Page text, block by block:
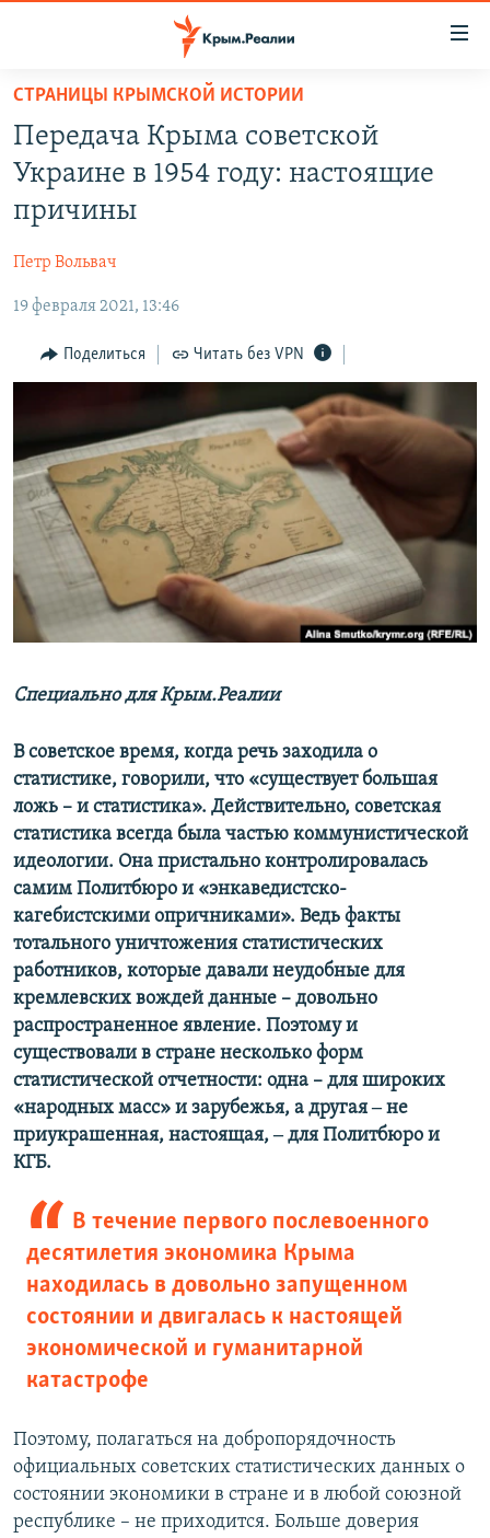
Вернуться
основному
содержанию
Вернутся
главной
навигации
Вернутся
поиску
СПЕЦПРОЕКТЫ
11 ЛЕТ ОККУПАЦИИ КРЫМА. 11 ИСТОРИЙ СОПРОТИВЛЕНИЯ
ВОДА
ЕЩЕ
ИНТЕРАКТИВ
ИНФОГРАФИКА
СОВЕТЫ ПРАВОЗАЩИТНИКОВ
ПРОПАВШИЕ БЕЗ ВЕСТИ
ПОБЕДИТЕЛЕЙ НЕ СУДЯТ?
КРЫМ.НЕПОКОРЕННЫЙ
ELIFBE
УКРАИНСКАЯ ПРОБЛЕМА КРЫМА
РАДІО СВОБОДА
КАК ОБОЙТИ БЛОКИРОВКУ
Qırımtatar
ПРИСОЕДИНЯЙТЕСЬ!
СТРАНИЦЫ КРЫМСКОЙ ИСТОРИИ
Передача Крыма советской
Украине в 1954 году: настоящие
причины
Петр Вольвач
19 февраля 2021, 13:46
Поделиться Читать без VPN
Специально для Крым.Реалии
В советское время, когда речь заходила о
статистике, говорили, что «существует большая
ложь – и статистика». Действительно, советская
статистика всегда была частью коммунистической
идеологии. Она пристально контролировалась
самим Политбюро и «энкаведистско-
кагебистскими опричниками». Ведь факты
тотального уничтожения статистических
работников, которые давали неудобные для
кремлевских вождей данные – довольно
распространенное явление. Поэтому и
существовали в стране несколько форм
статистической отчетности: одна – для широких
«народных масс» и зарубежья, а другая ‒ не
приукрашенная, настоящая, ‒ для Политбюро и
КГБ.
В течение первого послевоенного
десятилетия экономика Крыма
находилась в довольно запущенном
состоянии и двигалась к настоящей
экономической и гуманитарной
катастрофе
Поэтому, полагаться на добропорядочность
официальных советских статистических данных о
состоянии экономики в стране и в любой союзной
республике – не приходится. Больше доверия